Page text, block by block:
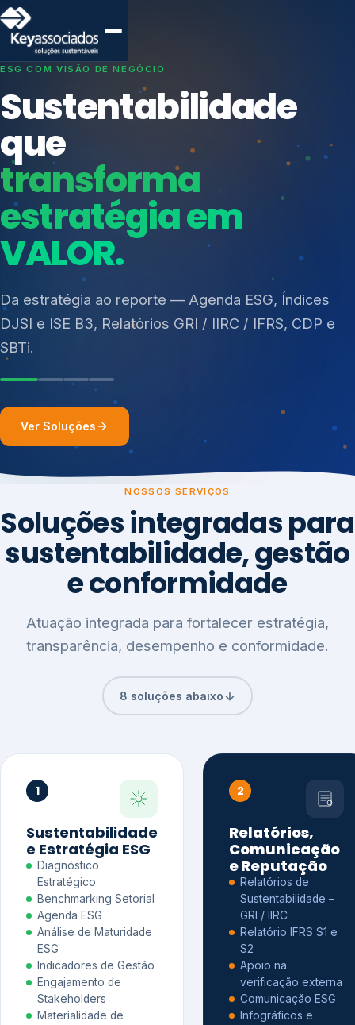
SISTEMAS DE GESTÃO OTIMIZADOS E INTEGRADOS
Conformidade que
protege seu
negócio.
Consultoria, auditoria e treinamentos em ISO 27001,
ISO 27701, ISO 42001, ISO 37001, ISO 9001, ISO
14001, ISO 45001, ONA e PNQ — Gestão de
resíduos sólidos (PGRS/PMGRS).
Índices de Mercado
Mudanças Climáticas
Reputação e Cadeia
Reporte Regulatório
Ver Soluções
NOSSOS SERVIÇOS
Soluções integradas para
sustentabilidade, gestão
e conformidade
Atuação integrada para fortalecer estratégia,
transparência, desempenho e conformidade.
8 soluções abaixo
1
Sustentabilidade
e Estratégia ESG
Diagnóstico
Estratégico
Benchmarking Setorial
Agenda ESG
Análise de Maturidade
ESG
Indicadores de Gestão
Engajamento de
Stakeholders
Materialidade de
2
Relatórios,
Comunicação
e Reputação
Relatórios de
Sustentabilidade –
GRI / IIRC
Relatório IFRS S1 e
S2
Apoio na
verificação externa
Comunicação ESG
Infográficos e